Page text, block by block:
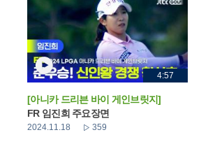
4:57
[아니카 드리븐 바이 게인브릿지]
FR 임진희 주요장면
2024.11.18 359